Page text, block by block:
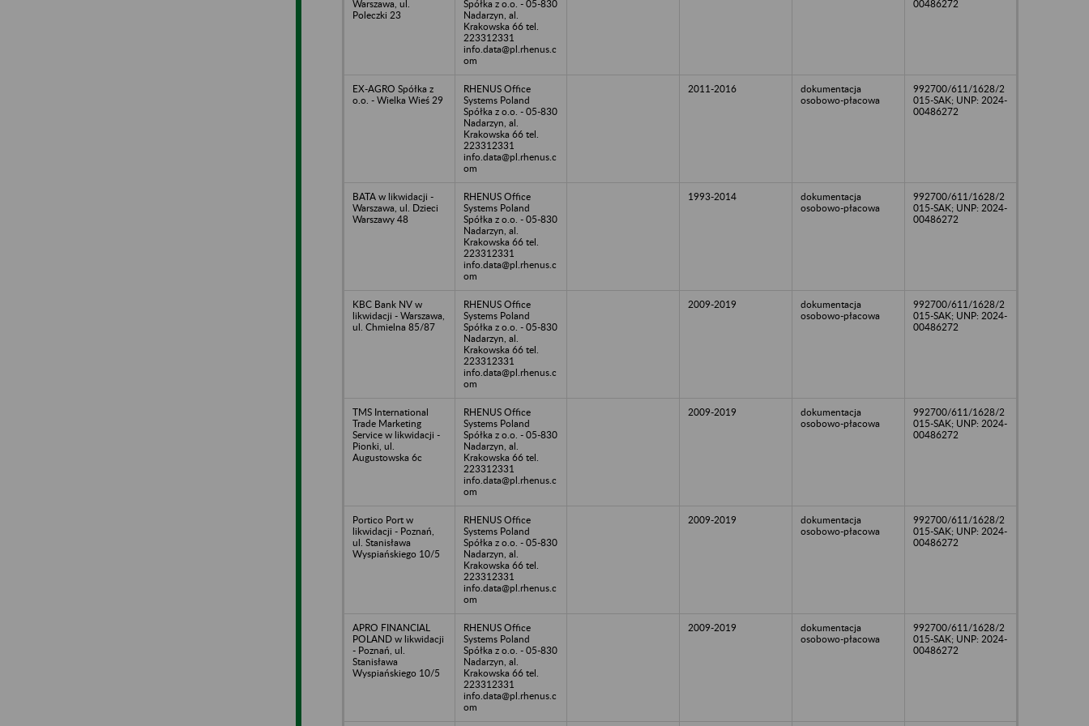
Warszawa, ul.
Poleczki 23
Spółka z o.o. - 05-830
Nadarzyn, al.
Krakowska 66 tel.
223312331
info.data@pl.rhenus.c
om
00486272
EX-AGRO Spółka z
o.o. - Wielka Wieś 29
RHENUS Office
Systems Poland
Spółka z o.o. - 05-830
Nadarzyn, al.
Krakowska 66 tel.
223312331
info.data@pl.rhenus.c
om
2011-2016
dokumentacja
osobowo-płacowa
992700/611/1628/2
015-SAK; UNP: 2024-
00486272
BATA w likwidacji -
Warszawa, ul. Dzieci
Warszawy 48
RHENUS Office
Systems Poland
Spółka z o.o. - 05-830
Nadarzyn, al.
Krakowska 66 tel.
223312331
info.data@pl.rhenus.c
om
1993-2014
dokumentacja
osobowo-płacowa
992700/611/1628/2
015-SAK; UNP: 2024-
00486272
KBC Bank NV w
likwidacji - Warszawa,
ul. Chmielna 85/87
RHENUS Office
Systems Poland
Spółka z o.o. - 05-830
Nadarzyn, al.
Krakowska 66 tel.
223312331
info.data@pl.rhenus.c
om
2009-2019
dokumentacja
osobowo-płacowa
992700/611/1628/2
015-SAK; UNP: 2024-
00486272
TMS International
Trade Marketing
Service w likwidacji -
Pionki, ul.
Augustowska 6c
RHENUS Office
Systems Poland
Spółka z o.o. - 05-830
Nadarzyn, al.
Krakowska 66 tel.
223312331
info.data@pl.rhenus.c
om
2009-2019
dokumentacja
osobowo-płacowa
992700/611/1628/2
015-SAK; UNP: 2024-
00486272
Portico Port w
likwidacji - Poznań,
ul. Stanisława
Wyspiańskiego 10/5
RHENUS Office
Systems Poland
Spółka z o.o. - 05-830
Nadarzyn, al.
Krakowska 66 tel.
223312331
info.data@pl.rhenus.c
om
2009-2019
dokumentacja
osobowo-płacowa
992700/611/1628/2
015-SAK; UNP: 2024-
00486272
APRO FINANCIAL
POLAND w likwidacji
- Poznań, ul.
Stanisława
Wyspiańskiego 10/5
RHENUS Office
Systems Poland
Spółka z o.o. - 05-830
Nadarzyn, al.
Krakowska 66 tel.
223312331
info.data@pl.rhenus.c
om
2009-2019
dokumentacja
osobowo-płacowa
992700/611/1628/2
015-SAK; UNP: 2024-
00486272